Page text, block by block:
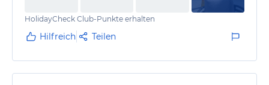
und Blüten gezaubert . Den Service möchten wir ganz
besonders loben ,…
HolidayCheck Club-Punkte erhalten
Hilfreich Teilen